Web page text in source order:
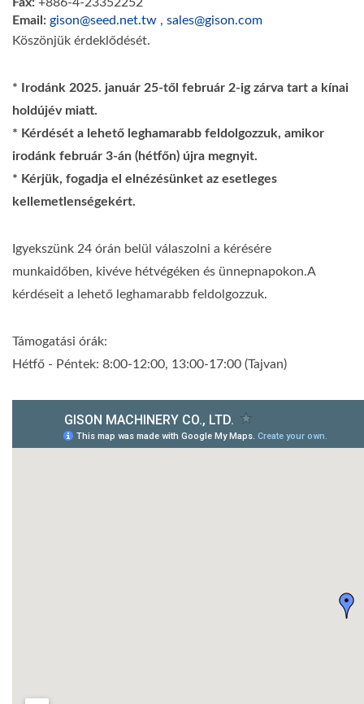
Email: gison@seed.net.tw , sales@gison.com
Köszönjük érdeklődését.
* Irodánk 2025. január 25-től február 2-ig zárva tart a kínai
holdújév miatt.
* Kérdését a lehető leghamarabb feldolgozzuk, amikor
irodánk február 3-án (hétfőn) újra megnyit.
* Kérjük, fogadja el elnézésünket az esetleges
kellemetlenségekért.
Igyekszünk 24 órán belül válaszolni a kérésére
munkaidőben, kivéve hétvégéken és ünnepnapokon.A
kérdéseit a lehető leghamarabb feldolgozzuk.
Támogatási órák:
Hétfő - Péntek: 8:00-12:00, 13:00-17:00 (Tajvan)